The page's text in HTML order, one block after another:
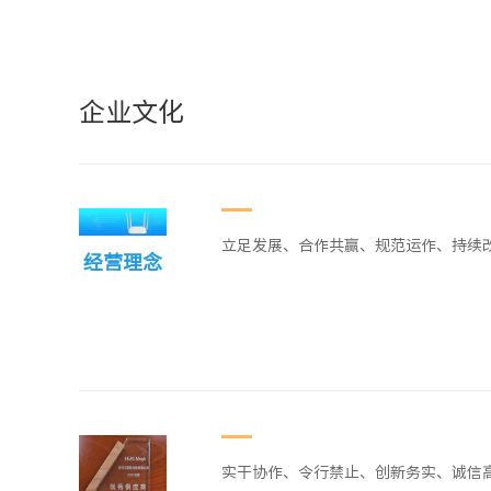
企业文化
经营理念
立足发展、合作共赢、规范运作、持续
实干协作、令行禁止、创新务实、诚信